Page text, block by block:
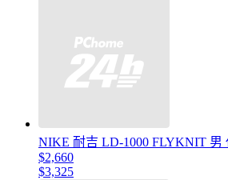
NIKE 耐吉 LD-1000 FLYKNIT 男
$2,660
$3,325